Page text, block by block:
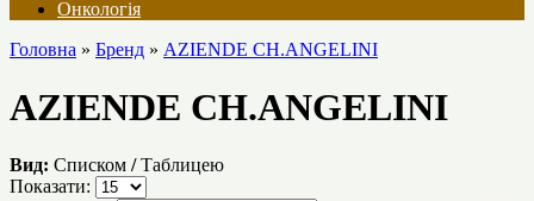
Онкологія
Головна » Бренд » AZIENDE CH.ANGELINI
AZIENDE CH.ANGELINI
Вид: Списком / Таблицею
Показати: